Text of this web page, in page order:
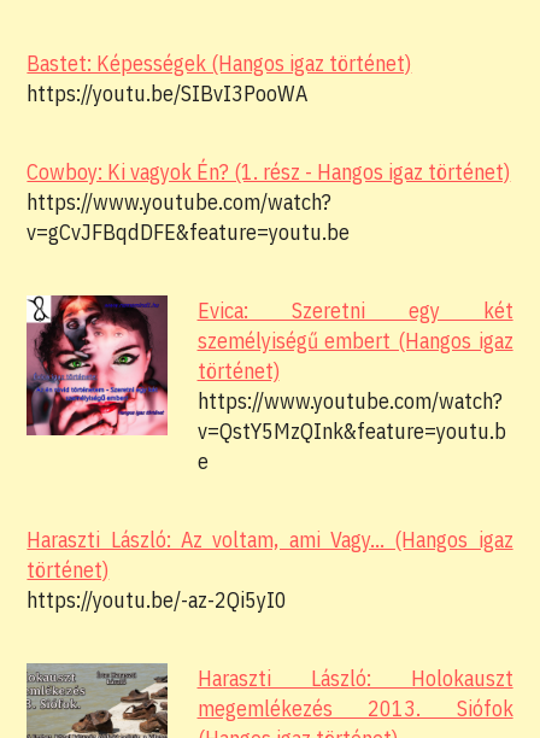
Bastet: Képességek (Hangos igaz történet)
https://youtu.be/SIBvI3PooWA
Cowboy: Ki vagyok Én? (1. rész - Hangos igaz történet)
https://www.youtube.com/watch?
v=gCvJFBqdDFE&feature=youtu.be
Evica: Szeretni egy két
személyiségű embert (Hangos igaz
történet)
https://www.youtube.com/watch?
v=QstY5MzQInk&feature=youtu.b
e
Haraszti László: Az voltam, ami Vagy... (Hangos igaz
történet)
https://youtu.be/-az-2Qi5yI0
Haraszti László: Holokauszt
megemlékezés 2013. Siófok